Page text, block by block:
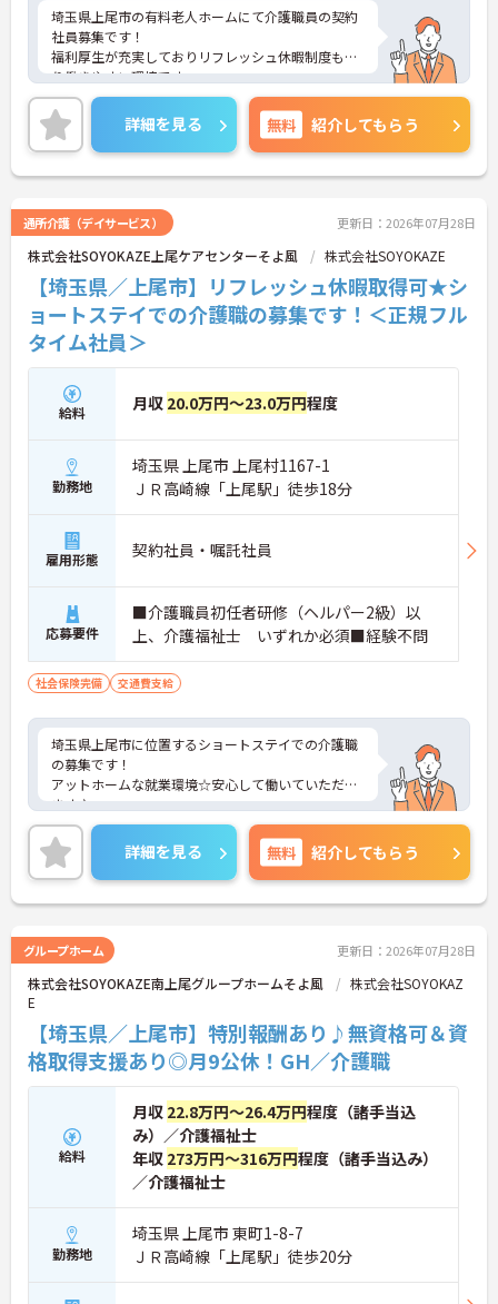
埼玉県上尾市の有料老人ホームにて介護職員の契約
社員募集です！
福利厚生が充実しておりリフレッシュ休暇制度もあ
り働きやすい環境です。
ご興味のある方には、面接対策ポイントなどさらに
詳細をお話いたしますので、お気軽にご相談くださ
い。
詳細を見る 無料 紹介してもらう
通所介護（デイサービス） 更新日：2026年07月28日
株式会社SOYOKAZE上尾ケアセンターそよ風 株式会社SOYOKAZE
【埼玉県／上尾市】リフレッシュ休暇取得可★シ
ョートステイでの介護職の募集です！＜正規フル
タイム社員＞
給料 月収 20.0万円～23.0万円程度
勤務地
埼玉県 上尾市 上尾村1167-1
ＪＲ高崎線「上尾駅」徒歩18分
雇用形態 契約社員・嘱託社員
応募要件
■介護職員初任者研修（ヘルパー2級）以
上、介護福祉士 いずれか必須■経験不問
社会保険完備 交通費支給
埼玉県上尾市に位置するショートステイでの介護職
の募集です！
アットホームな就業環境☆安心して働いていただけ
ます♪
ご興味ある方には、面接対策ポイントなど、さらに
詳細をお話しいたしますのでお気軽にご相談くださ
い。
詳細を見る 無料 紹介してもらう
グループホーム 更新日：2026年07月28日
株式会社SOYOKAZE南上尾グループホームそよ風
株式会社SOYOKAZ
E
【埼玉県／上尾市】特別報酬あり♪無資格可＆資
格取得支援あり◎月9公休！GH／介護職
給料
月収 22.8万円～26.4万円程度（諸手当込
み）／介護福祉士
年収 273万円～316万円程度（諸手当込み）
／介護福祉士
勤務地
埼玉県 上尾市 東町1-8-7
ＪＲ高崎線「上尾駅」徒歩20分